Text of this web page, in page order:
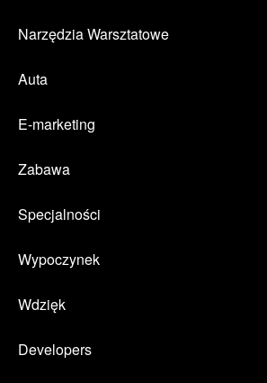
Narzędzia Warsztatowe
Auta
E-marketing
Zabawa
Specjalności
Wypoczynek
Wdzięk
Developers